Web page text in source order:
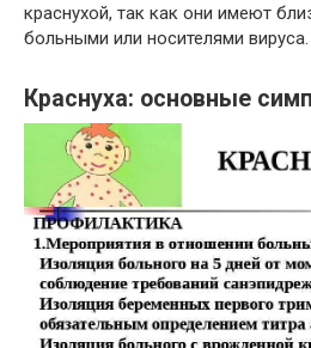
краснухой, так как они имеют
больными или носителями вируса.
Краснуха: основные